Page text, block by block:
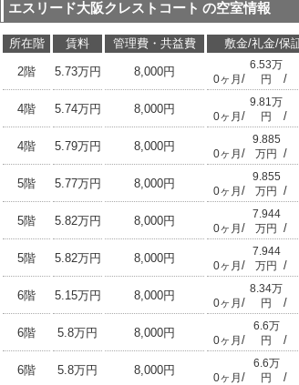
エスリード大阪クレストコート の空室情報
所在階 賃料 管理費・共益費 敷金/礼金/保
2階
5.73万円 8,000円
0ヶ月 /
6.53万
円
/
4階 5.74万円 8,000円
0ヶ月 /
9.81万
円
/
4階 5.79万円 8,000円
0ヶ月 /
9.885
万円
/
5階 5.77万円 8,000円
0ヶ月 /
9.855
万円
/
5階 5.82万円 8,000円
0ヶ月 /
7.944
万円
/
5階 5.82万円 8,000円
0ヶ月 /
7.944
万円
/
6階 5.15万円 8,000円
0ヶ月 /
8.34万
円
/
6階 5.8万円 8,000円
0ヶ月 /
6.6万
円
/
6階 5.8万円 8,000円
0ヶ月 /
6.6万
円
/